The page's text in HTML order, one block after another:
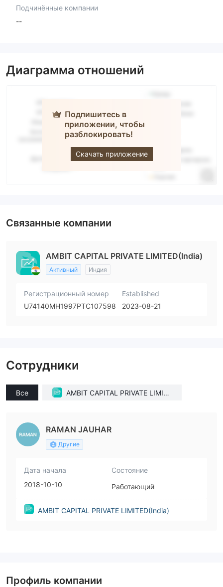
Подчинённые компании
--
Диаграмма отношений
Подпишитесь в
приложении, чтобы
разблокировать!
Скачать приложение
Ambit
Capital
Связанные компании
AMBIT CAPITAL PRIVATE LIMITED(India)
Активный Индия
Регистрационный номер
U74140MH1997PTC107598
Established
2023-08-21
Сотрудники
Все
AMBIT CAPITAL PRIVATE LIMITE
RAMAN JAUHAR
Другие
Дата начала
2018-10-10
Состояние
Работающий
AMBIT CAPITAL PRIVATE LIMITED(India)
Профиль компании